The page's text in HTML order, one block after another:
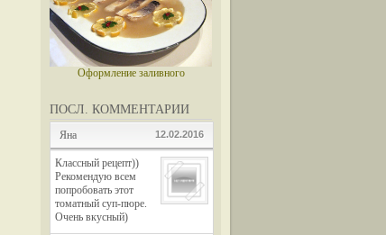
Оформление заливного
ПОСЛ. КОММЕНТАРИИ
Яна 12.02.2016
Классный рецепт))
Рекомендую всем
попробовать этот
томатный суп-пюре.
Очень вкусный)